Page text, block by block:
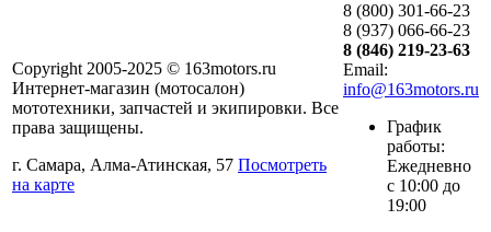
Copyright 2005-2025 © 163motors.ru
Интернет-магазин (мотосалон)
мототехники, запчастей и экипировки. Все
права защищены.
г. Самара, Алма-Атинская, 57 Посмотреть
на карте
8 (800) 301-66-23
8 (937) 066-66-23
8 (846) 219-23-63
Email:
info@163motors.ru
График
работы:
Ежедневно
с 10:00 до
19:00